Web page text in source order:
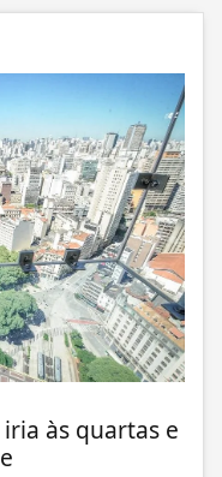
às quartas e